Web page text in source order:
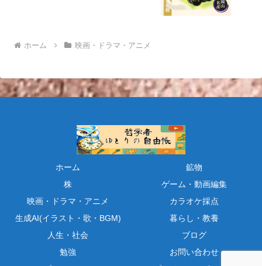
ホーム 映画・ドラマ・アニメ
ホーム
鉱物
株
ゲーム・動画編集
映画・ドラマ・アニメ
カラオケ採点
生成AI(イラスト・歌・BGM)
暮らし・教養
人生・社会
ブログ
勉強
お問い合わせ